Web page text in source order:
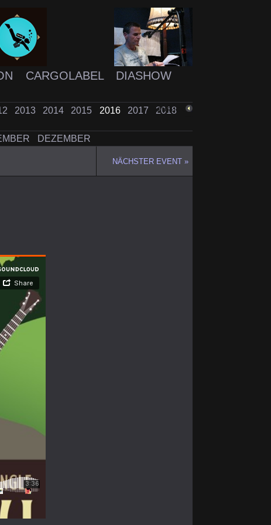
CARGOLABEL
DIASHOW
2013 2014 2015 2016 2017
2018
DEZEMBER
ZURÜCK
NÄCHSTER EVENT »